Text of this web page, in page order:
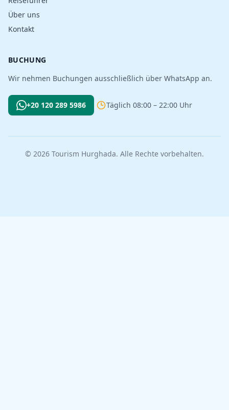
Über uns
Kontakt
BUCHUNG
Wir nehmen Buchungen ausschließlich über WhatsApp an.
+20 120 289 5986 Täglich 08:00 – 22:00 Uhr
© 2026 Tourism Hurghada. Alle Rechte vorbehalten.